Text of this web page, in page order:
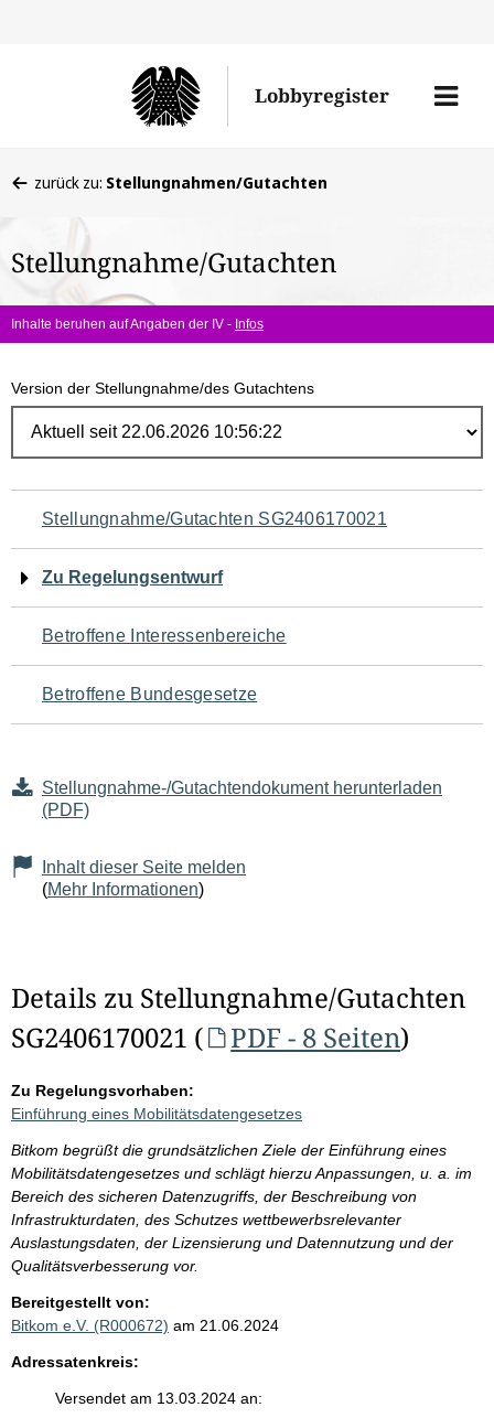
Lobbyregister
Menü
befinden
hier:
zurück zu: Stellungnahmen/Gutachten
Stellungnahme/Gutachten
Inhalte beruhen auf Angaben der IV - Infos
Version der Stellungnahme/des Gutachtens
Navigation
für
den
Seiteninhalt
Stellungnahme/Gutachten SG2406170021
Zu Regelungsentwurf
Betroffene Interessenbereiche
Betroffene Bundesgesetze
Stellungnahme-/Gutachtendokument herunterladen
(PDF)
Inhalt dieser Seite melden
(Mehr Informationen)
Details zu Stellungnahme/Gutachten
SG2406170021 (
PDF - 8 Seiten)
Zu Regelungsvorhaben:
Einführung eines Mobilitätsdatengesetzes
Bitkom begrüßt die grundsätzlichen Ziele der Einführung eines
Mobilitätsdatengesetzes und schlägt hierzu Anpassungen, u. a. im
Bereich des sicheren Datenzugriffs, der Beschreibung von
Infrastrukturdaten, des Schutzes wettbewerbsrelevanter
Auslastungsdaten, der Lizensierung und Datennutzung und der
Qualitätsverbesserung vor.
Bereitgestellt von:
Bitkom e.V. (R000672) am 21.06.2024
Adressatenkreis:
Versendet am 13.03.2024 an: